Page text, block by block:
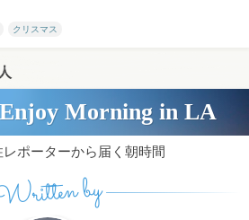
クリスマス
Enjoy Morning in LA
ポーターから届く朝時間
by